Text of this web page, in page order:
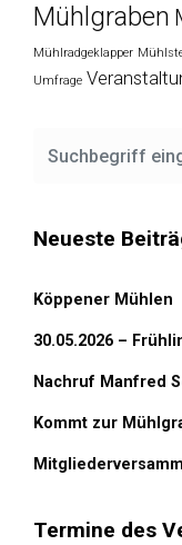
Mühlgraben
Mühlradgeklapper
Umfrage
Neueste
Köppener Mühlen
30.05.2026 –
Nachruf Manfred
Kommt zur
Termine des